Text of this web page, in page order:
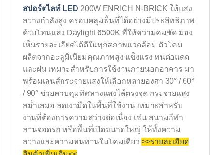
สปอร์ตไลท์ LED 200W ENRICH N-BRICK ให้แสง
สว่างกำลังสูง ครอบคลุมพื้นที่ได้อย่างมีประสิทธิภาพ
ด้วยโทนแสง Daylight 6500K ที่ให้ความคมชัด มอง
เห็นรายละเอียดได้ดีในทุกสภาพแวดล้อม ตัวโคม
ผลิตจากอะลูมิเนียมคุณภาพสูง แข็งแรง ทนต่อแดด
และฝน เหมาะสำหรับการใช้งานภายนอกอาคาร มา
พร้อมเลนส์กระจายแสงให้เลือกหลายองศา 30° / 60°
/ 90° ช่วยควบคุมทิศทางแสงได้ตรงจุด กระจายแสง
สม่ำเสมอ ลดเงามืดในพื้นที่ใช้งาน เหมาะสำหรับ
งานที่ต้องการความสว่างต่อเนื่อง เช่น สนามกีฬา
ลานจอดรถ หรือพื้นที่เปิดขนาดใหญ่ ให้ทั้งความ
สว่างและความทนทานในโคมเดียว >>รายละเอียด